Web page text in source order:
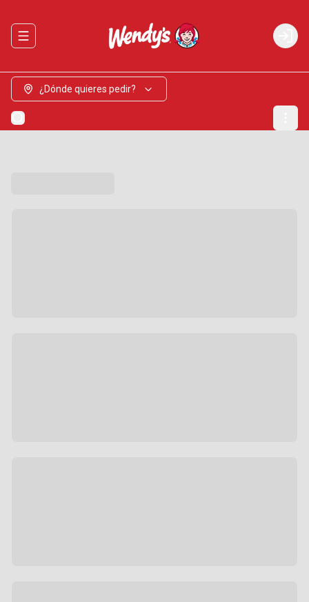
Abrir menu de navegación Login
¿Dónde quieres pedir?